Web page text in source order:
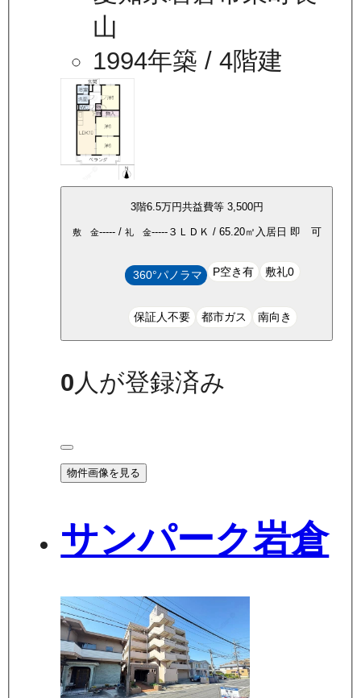
山
1994年築 / 4階建
3階6.5万円共益費等 3,500円
敷 金-----/ 礼 金-----３ＬＤＫ / 65.20㎡ 入居日 即 可
360°パノラマ P空き有 敷礼0
保証人不要 都市ガス 南向き
0人が登録済み
物件画像を見る
サンパーク岩倉